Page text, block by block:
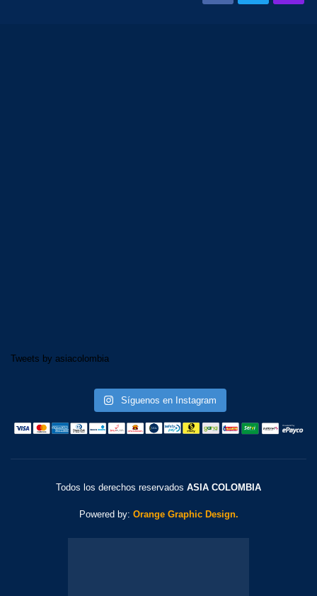
Tweets by asiacolombia
Síguenos en Instagram
Todos los derechos reservados ASIA COLOMBIA
Powered by: Orange Graphic Design.